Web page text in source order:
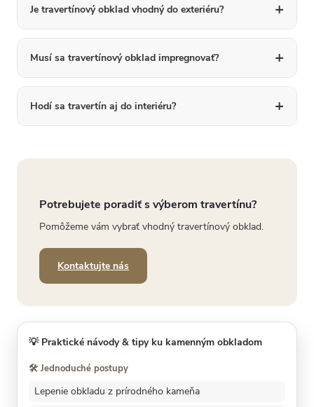
Je travertínový obklad vhodný do exteriéru?
Musí sa travertínový obklad impregnovať?
Hodí sa travertín aj do interiéru?
Potrebujete poradiť s výberom travertínu?
Pomôžeme vám vybrať vhodný travertínový obklad.
Kontaktujte nás
💡 Praktické návody & tipy ku kamenným obkladom
🛠️ Jednoduché postupy
Lepenie obkladu z prírodného kameňa